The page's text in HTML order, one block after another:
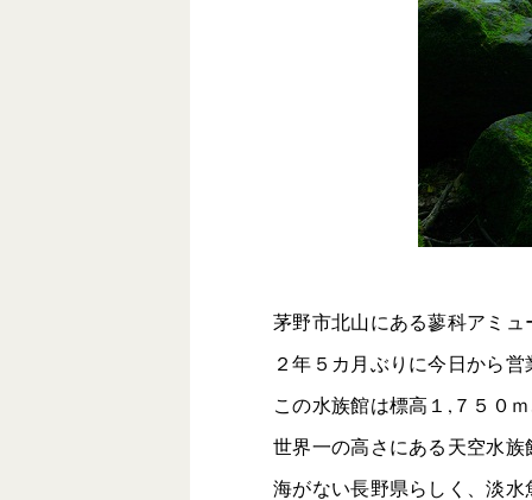
茅野市北山にある蓼科アミ
２年５カ月ぶりに今日から営
この水族館は標高１,７５０ｍ
世界一の高さにある天空水族
海がない長野県らしく、淡水